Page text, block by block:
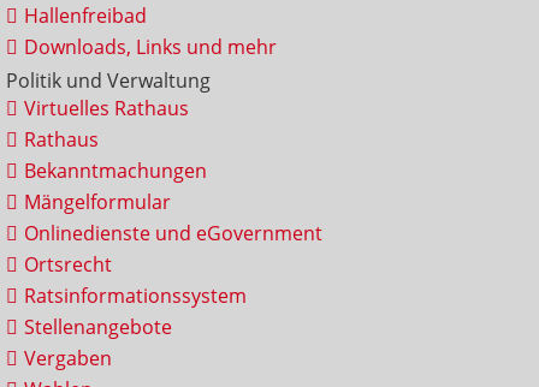
Hallenfreibad
Downloads, Links und mehr
Politik und Verwaltung
Virtuelles Rathaus
Rathaus
Bekanntmachungen
Mängelformular
Onlinedienste und eGovernment
Ortsrecht
Ratsinformationssystem
Stellenangebote
Vergaben